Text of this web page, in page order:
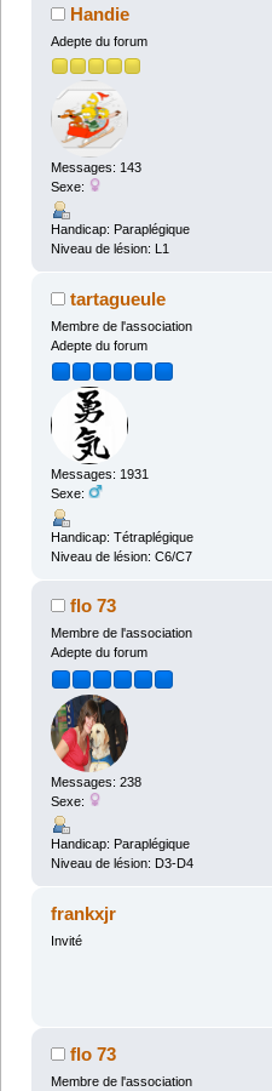
Handie
Adepte du forum
Messages: 143
Sexe:
Handicap: Paraplégique
Niveau de lésion: L1
tartagueule
Membre de l'association
Adepte du forum
Messages: 1931
Sexe:
Handicap: Tétraplégique
Niveau de lésion: C6/C7
flo 73
Membre de l'association
Adepte du forum
Messages: 238
Sexe:
Handicap: Paraplégique
Niveau de lésion: D3-D4
frankxjr
Invité
flo 73
Membre de l'association